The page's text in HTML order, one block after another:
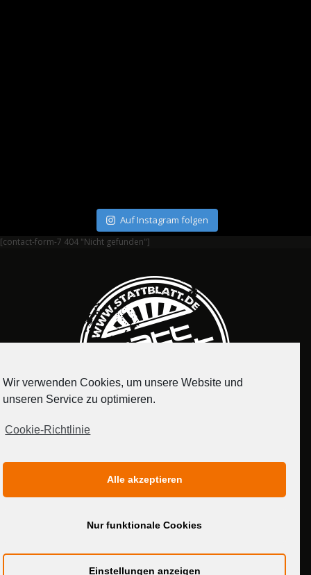
Auf Instagram folgen
[contact-form-7 404 "Nicht gefunden"]
MEDIADATEN
Wir verwenden Cookies, um unsere Website und
unseren Service zu optimieren.
Cookie-Richtlinie
Alle akzeptieren
Nur funktionale Cookies
Einstellungen anzeigen